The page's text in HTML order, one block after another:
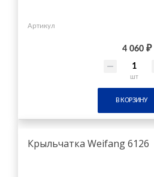
Артикул
4 060 ₽
шт
В КОРЗИНУ
Крыльчатка Weifang 6126